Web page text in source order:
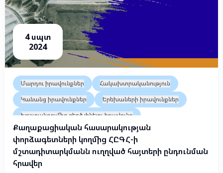
4 սպտ
2024
Մարդու իրավունքներ
Հակախտրականություն
Կանանց իրավունքներ
Երեխաների իրավունքներ
Խոշտանգումից զերծ լինելու իրավունք
Փակ և կիսափակ հաստատություններ
Դատարաններ և իրավապահ մարմիններ
Դատարանների անկախություն
Քաղաքացիական հասարակության
փորձագետների կողմից ՀԸԳՀ-ի
մշտադիտարկմանն ուղղված հայտերի ընդունման
հրավեր